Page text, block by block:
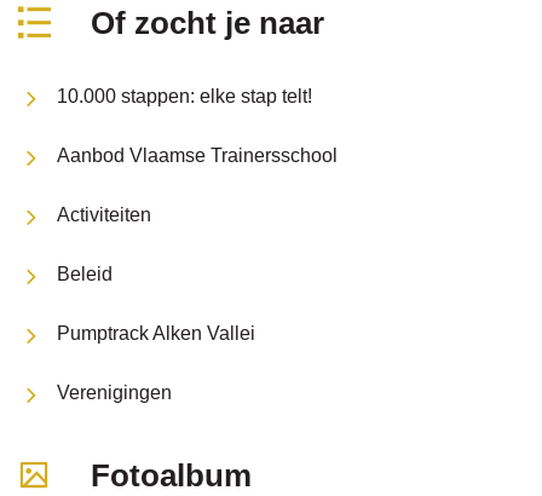
Of zocht je naar
10.000 stappen: elke stap telt!
Aanbod Vlaamse Trainersschool
Activiteiten
Beleid
Pumptrack Alken Vallei
Verenigingen
Fotoalbum